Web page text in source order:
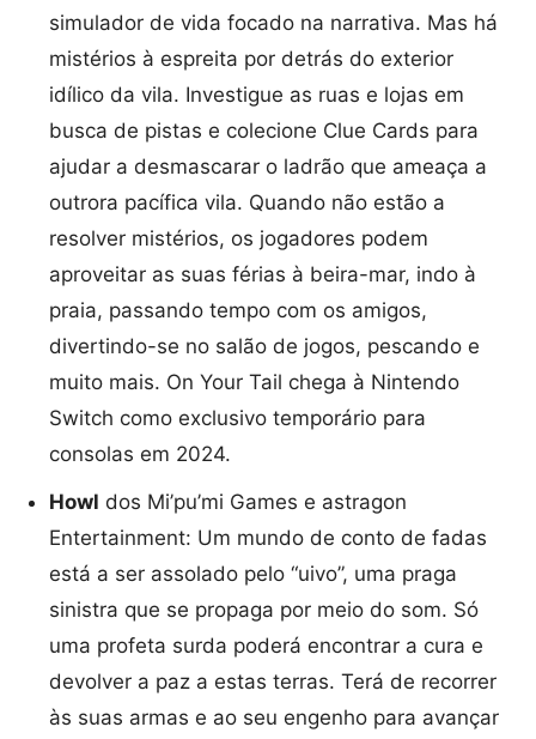
simulador de vida focado na narrativa. Mas há
mistérios à espreita por detrás do exterior
idílico da vila. Investigue as ruas e lojas em
busca de pistas e colecione Clue Cards para
ajudar a desmascarar o ladrão que ameaça a
outrora pacífica vila. Quando não estão a
resolver mistérios, os jogadores podem
aproveitar as suas férias à beira-mar, indo à
praia, passando tempo com os amigos,
divertindo-se no salão de jogos, pescando e
muito mais. On Your Tail chega à Nintendo
Switch como exclusivo temporário para
consolas em 2024.
Howl dos Mi’pu’mi Games e astragon
Entertainment: Um mundo de conto de fadas
está a ser assolado pelo “uivo”, uma praga
sinistra que se propaga por meio do som. Só
uma profeta surda poderá encontrar a cura e
devolver a paz a estas terras. Terá de recorrer
às suas armas e ao seu engenho para avançar